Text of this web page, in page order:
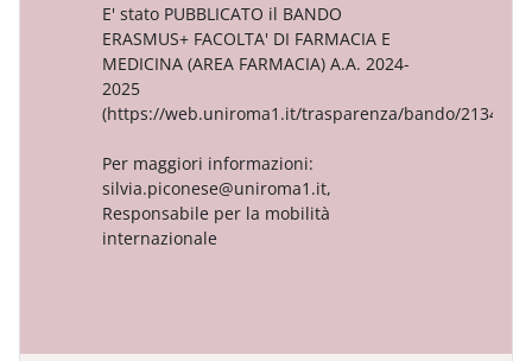
E' stato PUBBLICATO il BANDO
ERASMUS+ FACOLTA' DI FARMACIA E
MEDICINA (AREA FARMACIA) A.A. 2024-
2025
(https://web.uniroma1.it/trasparenza/bando/213481_)
Per maggiori informazioni:
silvia.piconese@uniroma1.it,
Responsabile per la mobilità
internazionale